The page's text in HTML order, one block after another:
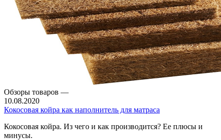
Обзоры товаров —
10.08.2020
Кокосовая койра как наполнитель для матраса
Кокосовая койра. Из чего и как производится? Ее плюсы и
минусы.